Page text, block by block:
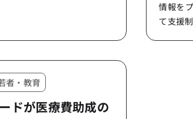
情報を
て支援
者・教育
ドが医療費助成の